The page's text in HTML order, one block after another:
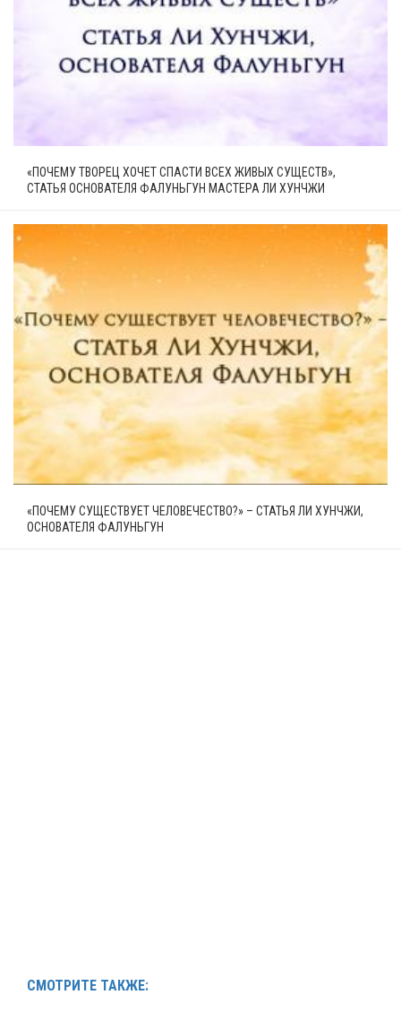
«ПОЧЕМУ ТВОРЕЦ ХОЧЕТ СПАСТИ ВСЕХ ЖИВЫХ СУЩЕСТВ»,
СТАТЬЯ ОСНОВАТЕЛЯ ФАЛУНЬГУН МАСТЕРА ЛИ ХУНЧЖИ
«ПОЧЕМУ СУЩЕСТВУЕТ ЧЕЛОВЕЧЕСТВО?» – СТАТЬЯ ЛИ ХУНЧЖИ,
ОСНОВАТЕЛЯ ФАЛУНЬГУН
СМОТРИТЕ ТАКЖЕ: